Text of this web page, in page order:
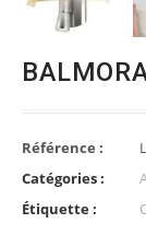
Référence :
Catégories :
Étiquette :